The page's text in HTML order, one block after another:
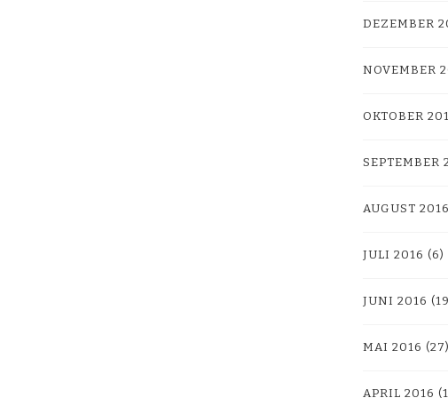
DEZEMBER
NOVEMBER
OKTOBER
SEPTEMBER
AUGUST 2016
JULI 2016 (6)
JUNI 2016
MAI 2016 (27)
APRIL 2016